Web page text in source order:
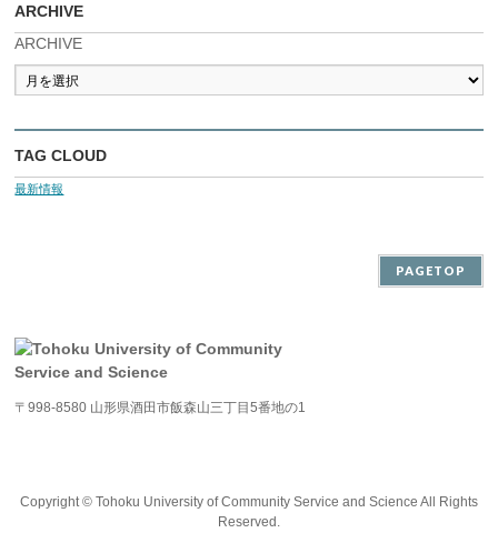
ARCHIVE
ARCHIVE
TAG CLOUD
最新情報
PAGETOP
〒998-8580 山形県酒田市飯森山三丁目5番地の1
Copyright © Tohoku University of Community Service and Science All Rights
Reserved.